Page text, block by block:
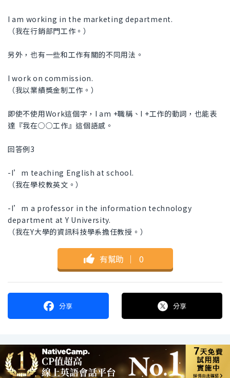
I am working in the marketing department.
（我在行銷部門工作。）
另外，也有一些和工作有關的不同用法。
I work on commission.
（我以業績獎金制工作。）
即使不使用Work這個字，I am +職稱、I +工作的動詞，也能表
達『我在○○工作』這個語感。
回答例3
-I’m teaching English at school.
（我在學校教英文。）
-I’m a professor in the information technology
department at Y University.
（我在Y大學的資訊科技學系擔任教授。）
有幫助 ｜ 0
分享 分享